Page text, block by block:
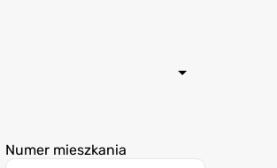
Numer mieszkania